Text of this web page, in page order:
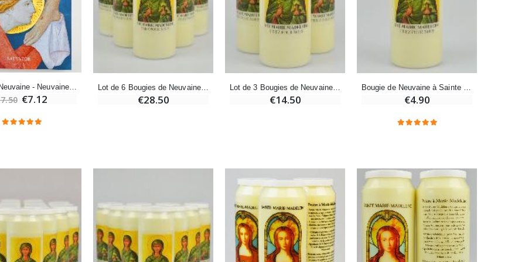
€7.90
-10%
Huile d'Onction
€9.90
€12.90
€130.00
€5.00
€7.90
-10%
Lot de 20 Bougies de Neuvaine Blanches
€78.00 €58.50
Huile d'Onction
€9.90
Livret de Neuvaine - Neuvaine à Sainte Marie Madeleine
€7.12
Lot de 6 Bougies de Neuvaine Sainte Marie-Madeleine
€28.50
Lot de 3 Bougies de Neuvaine Sainte Marie-Madeleine
€14.50 €4.90